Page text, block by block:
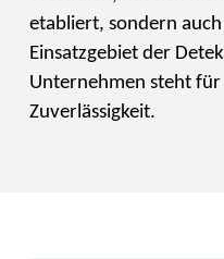
etabliert, sondern
Einsatzgebiet der
Unternehmen steht
Zuverlässigkeit.